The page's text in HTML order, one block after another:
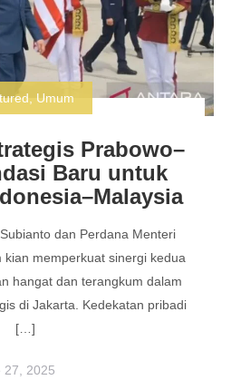
Umum
Prabowo–
Baru untuk
dan Perdana Menteri
kian memperkuat sinergi kedua
hangat dan terangkum dalam
di Jakarta. Kedekatan pribadi
[…]
27, 2025